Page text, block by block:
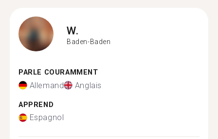
W.
Baden-Baden
PARLE COURAMMENT
Allemand Anglais
APPREND
Espagnol